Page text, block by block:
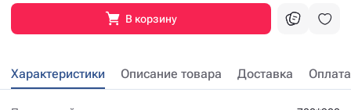
В корзину
Характеристики Описание товара Доставка Оплата